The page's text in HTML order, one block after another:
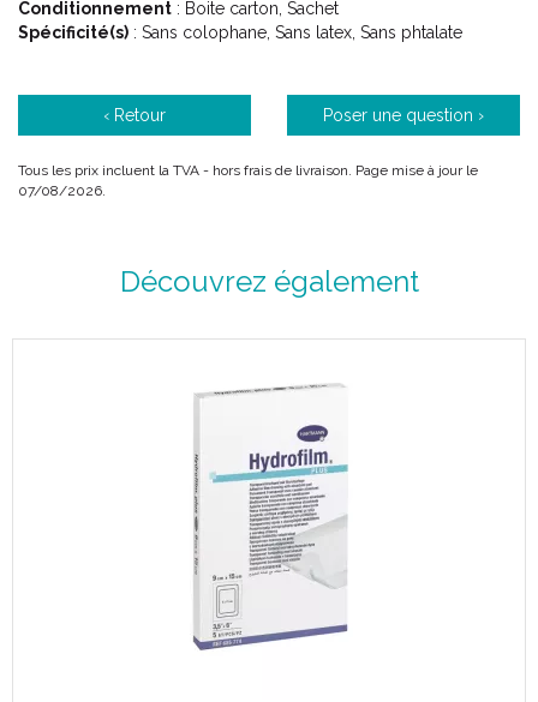
Conditionnement : Boite carton, Sachet
Spécificité(s) : Sans colophane, Sans latex, Sans phtalate
‹ Retour Poser une question ›
Tous les prix incluent la TVA - hors frais de livraison. Page mise à jour le
07/08/2026.
Découvrez également